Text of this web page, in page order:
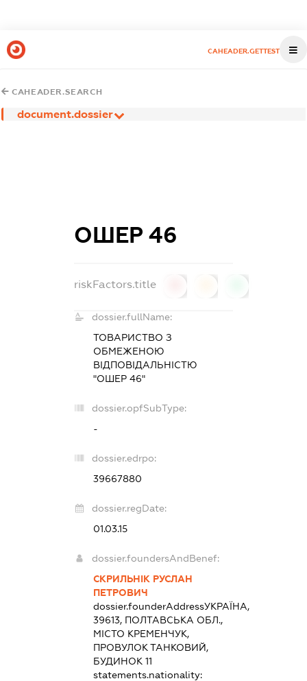
CAHEADER.GETTEST
CAHEADER.SEARCH
document.dossier
ОШЕР 46
riskFactors.title
dossier.fullName:
ТОВАРИСТВО З
ОБМЕЖЕНОЮ
ВІДПОВІДАЛЬНІСТЮ
"ОШЕР 46"
dossier.opfSubType:
-
dossier.edrpo:
39667880
dossier.regDate:
01.03.15
dossier.foundersAndBenef:
СКРИЛЬНІК РУСЛАН
ПЕТРОВИЧ
dossier.founderAddressУКРАЇНА,
39613, ПОЛТАВСЬКА ОБЛ.,
МІСТО КРЕМЕНЧУК,
ПРОВУЛОК ТАНКОВИЙ,
БУДИНОК 11
statements.nationality: